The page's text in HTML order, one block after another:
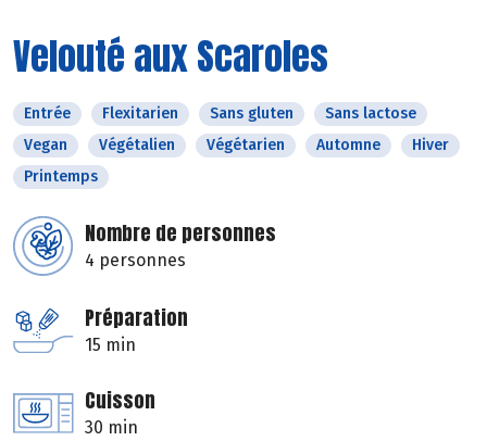
Velouté aux Scaroles
Entrée Flexitarien Sans gluten
Sans lactose
Vegan
Végétalien Végétarien Automne
Hiver
Printemps
Nombre de personnes
4 personnes
Préparation
15 min
Cuisson
30 min